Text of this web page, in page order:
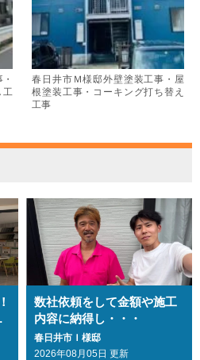
工
春日井市Ｍ様邸外壁塗装工事・屋
根塗装工事・コーキング打ち替え
工事
数社依頼をして金額や施工
内容に納得し・・・
春日井市Ｉ様邸
2026年08月05日 更新